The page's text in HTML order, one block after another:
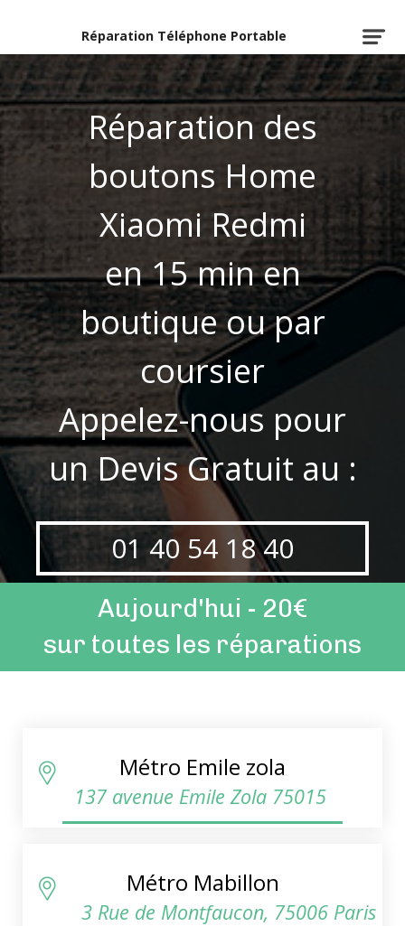
Réparation Téléphone Portable
Réparation des
boutons Home
Xiaomi Redmi
en 15 min en
boutique ou par
coursier
Appelez-nous pour
un Devis Gratuit au :
01 40 54 18 40
Aujourd'hui - 20€
sur toutes les réparations
Métro Emile zola
137 avenue Emile Zola 75015
Métro Mabillon
3 Rue de Montfaucon, 75006 Paris